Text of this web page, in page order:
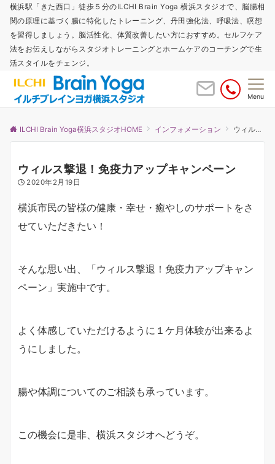
横浜駅「きた西口」徒歩５分のILCHI Brain Yoga 横浜スタジオで、脳腸相
関の原理に基づく腸に特化したトレーニング、丹田強化法、呼吸法、瞑想
を習得しましょう。脳活性化、体質改善したい方におすすめ。セルフケア
法をお伝えしながらスタジオトレーニングとホームケアのコーチングで生
活スタイルをチェンジ。
Menu
ILCHI Brain Yoga横浜スタジオHOME インフォメーション ウィルス撃退！免疫力アップキャンペーン
ウィルス撃退！免疫力アップキャンペーン
2020年2月19日
横浜市民の皆様の健康・幸せ・癒やしのサポートをさ
せていただきたい！
そんな思い出、「ウィルス撃退！免疫力アップキャン
ペーン」実施中です。
よく体感していただけるように１ケ月体験が出来るよ
うにしました。
腸や体調についてのご相談も承っています。
この機会に是非、横浜スタジオへどうぞ。